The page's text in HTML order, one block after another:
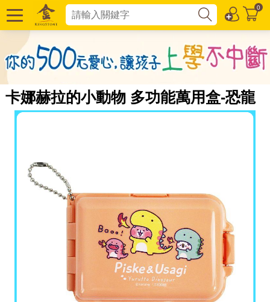
0
卡娜赫拉的小動物 多功能萬用盒-恐龍